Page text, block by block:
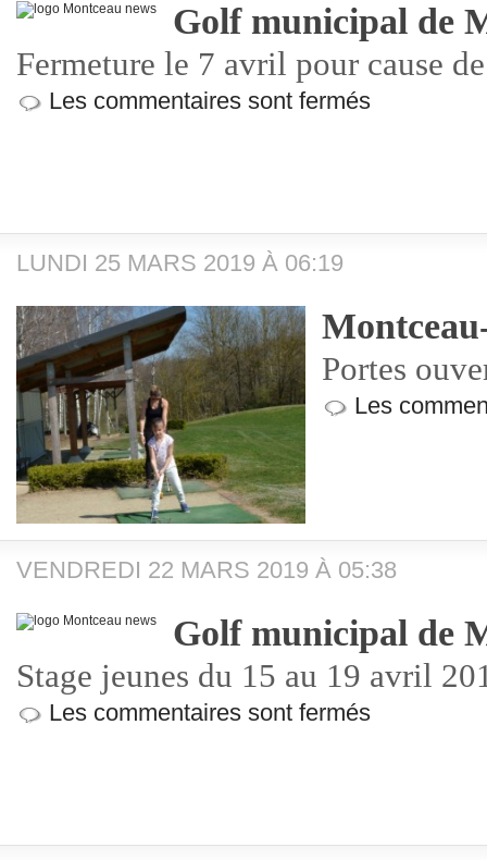
Golf municipal de
Fermeture le 7 avril pour cause
Les commentaires sont fermés
LUNDI 25 MARS 2019 À 06:19
Portes
Les
VENDREDI 22 MARS 2019 À 05:38
Golf municipal de
Stage jeunes du 15 au 19 avril
Les commentaires sont fermés